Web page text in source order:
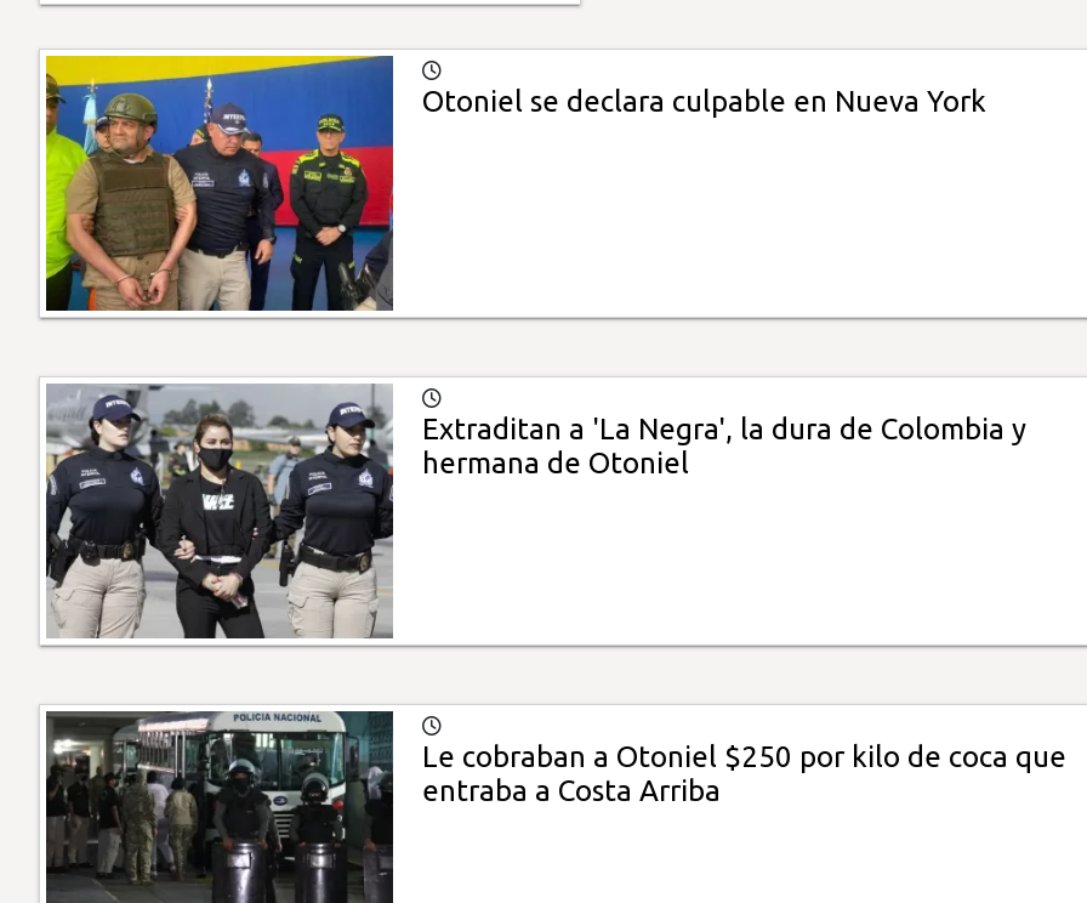
Otoniel se declara culpable en Nueva York
Extraditan a 'La Negra', la dura de Colombia y
hermana de Otoniel
Le cobraban a Otoniel $250 por kilo de coca que
entraba a Costa Arriba